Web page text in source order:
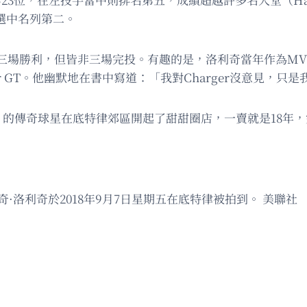
名列第二。
勝利，但皆非三場完投。有趣的是，洛利奇當年作為
。他幽默地在書中寫道：「我對Charger沒意見，只是
傳奇球星在底特律郊區開起了甜甜圈店，一賣就是18年
洛利奇於2018年9月7日星期五在底特律被拍到。 美聯社